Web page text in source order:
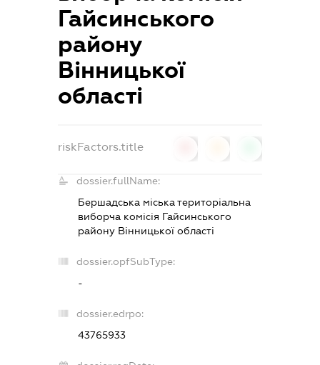
Гайсинського
району
Вінницької
області
riskFactors.title
dossier.fullName:
Бершадська міська територіальна
виборча комісія Гайсинського
району Вінницької області
dossier.opfSubType:
-
dossier.edrpo:
43765933